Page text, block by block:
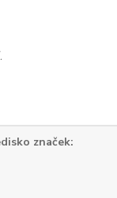
značek: